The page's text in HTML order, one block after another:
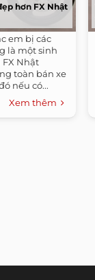
hơn FX Nhật
em bị các
là một sinh
Nhật
toàn bán xe
nếu có...
Xem thêm